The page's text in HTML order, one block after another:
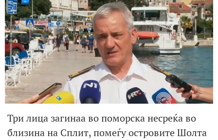
Три лица загинаа во поморска несреќа во
близина на Сплит, помеѓу островите Шолта